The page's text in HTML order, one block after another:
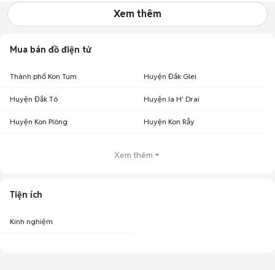
Xem thêm
Mua bán đồ điện tử
Thành phố Kon Tum Huyện Đắk Glei
Huyện Đắk Tô Huyện Ia H' Drai
Huyện Kon Plông Huyện Kon Rẫy
Xem thêm
Tiện ích
Kinh nghiệm